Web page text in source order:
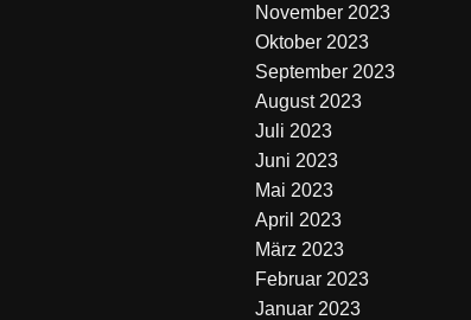
November 2023
Oktober 2023
September 2023
August 2023
Juli 2023
Juni 2023
Mai 2023
April 2023
März 2023
Februar 2023
Januar 2023